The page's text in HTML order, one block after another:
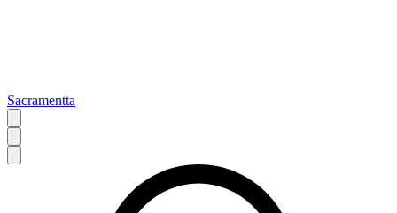
Sacramentta